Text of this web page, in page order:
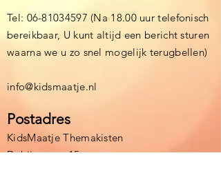
Tel: 06-81034597 (Na 18.00 uur telefonisch
bereikbaar, U kunt altijd een bericht sturen
waarna we u zo snel mogelijk terugbellen)
info@kidsmaatje.nl
Postadres
KidsMaatje Themakisten
Debijestraat 15